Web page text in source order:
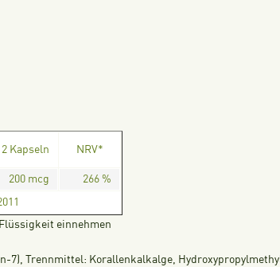
Kapseln NRV*
200 mcg
266 %
einnehmen
7), Trennmittel: Korallenkalkalge,